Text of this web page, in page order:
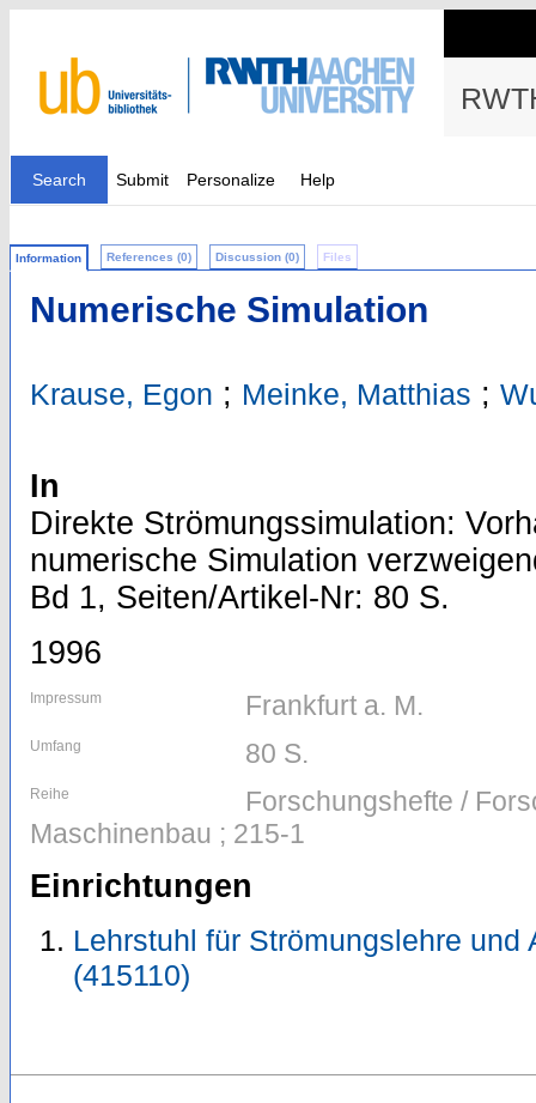
Search Submit Personalize Help
Information References (0) Discussion (0) Files
Numerische Simulation
Krause, Egon ; Meinke, Matthias ;
In
Direkte Strömungssimulation:
numerische Simulation
Bd 1, Seiten/Artikel-Nr: 80 S.
1996
Impressum Frankfurt a. M.
Umfang 80 S.
Reihe
Forschungshefte /
Maschinenbau ; 215-1
Einrichtungen
Lehrstuhl für Strömungslehre
(415110)